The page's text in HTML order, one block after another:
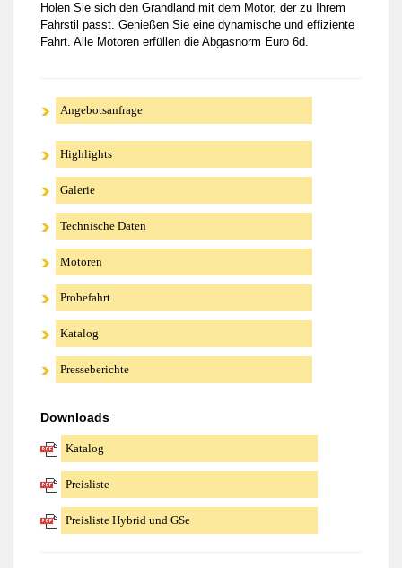
Holen Sie sich den Grandland mit dem Motor, der zu Ihrem
Fahrstil passt. Genießen Sie eine dynamische und effiziente
Fahrt. Alle Motoren erfüllen die Abgasnorm Euro 6d.
Angebotsanfrage
Highlights
Galerie
Technische Daten
Motoren
Probefahrt
Katalog
Presseberichte
Downloads
Katalog
Preisliste
Preisliste Hybrid und GSe